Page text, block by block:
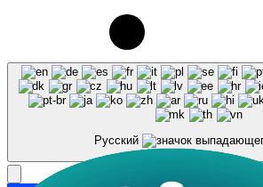
использовании материалов сайта
ссылка на источник обязательна.
Русский